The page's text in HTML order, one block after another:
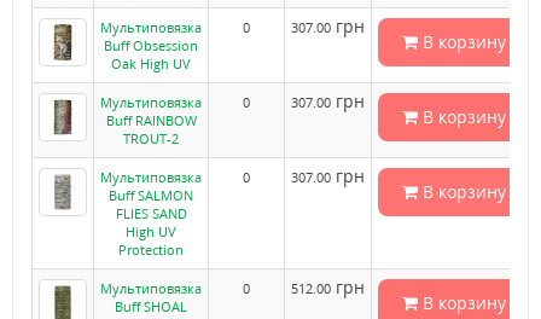
Мультиповязка
Buff Obsession
Oak High UV
0 307.00 грн
В корзину
Мультиповязка
Buff RAINBOW
TROUT-2
0 307.00 грн
В корзину
Мультиповязка
Buff SALMON
FLIES SAND
High UV
Protection
0 307.00 грн
В корзину
Мультиповязка
Buff SHOAL
0 512.00 грн
В корзину